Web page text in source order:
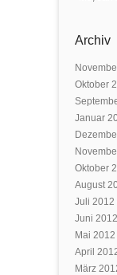
Archiv
Oktober
Januar
Oktober
August
Juli 2012
Juni 2012
Mai 2012
April
März